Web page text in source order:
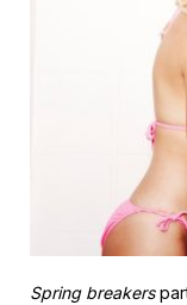
Spring breakers